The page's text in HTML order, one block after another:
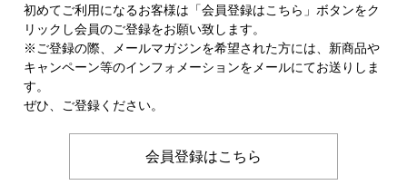
初めてご利用になるお客様は「会員登録はこちら」ボタンをク
リックし会員のご登録をお願い致します。
※ご登録の際、メールマガジンを希望された方には、新商品や
キャンペーン等のインフォメーションをメールにてお送りしま
す。
ぜひ、ご登録ください。
会員登録はこちら